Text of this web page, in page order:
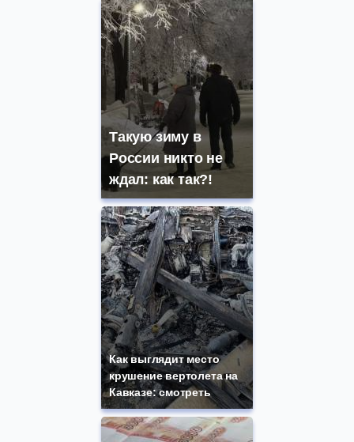
Такую зиму в
России никто не
ждал: как так?!
Как выглядит место
крушение вертолета на
Кавказе: смотреть